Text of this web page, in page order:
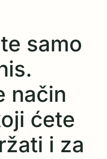
samo
način
ćete
i za